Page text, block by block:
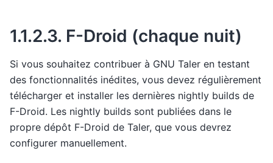
1.1.2.3. F-Droid (chaque nuit)
Si vous souhaitez contribuer à GNU Taler en testant
des fonctionnalités inédites, vous devez régulièrement
télécharger et installer les dernières nightly builds de
F-Droid. Les nightly builds sont publiées dans le
propre dépôt F-Droid de Taler, que vous devrez
configurer manuellement.